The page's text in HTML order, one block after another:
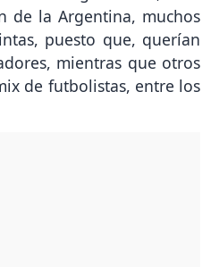
de la Argentina, muchos
puesto que, querían
mientras que otros
de futbolistas, entre los